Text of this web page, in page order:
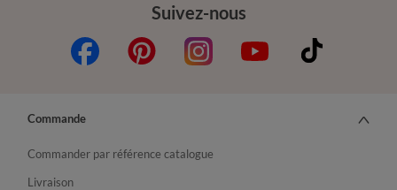
Suivez-nous
Commande
Commander par référence catalogue
Livraison